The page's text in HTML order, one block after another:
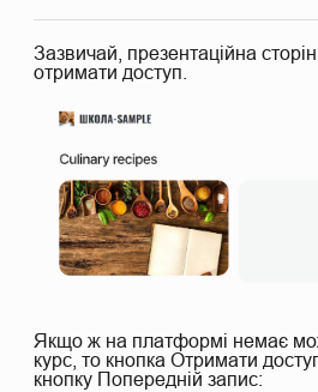
Як переглянути прогрес учасників
уроків
Проведення опитувань (реакції,
Як переглянути усі спроби
Як оновити тариф і зберегти
Зазвичай, презентаційна
отримати доступ.
Якщо ж на платформі немає
курс, то кнопка Отримати
кнопку Попередній запис: